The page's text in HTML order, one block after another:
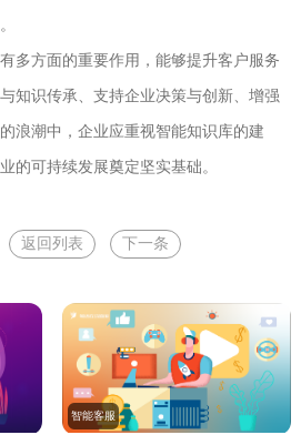
方面的重要作用，能够提升客户服务
知识传承、支持企业决策与创新、增强
浪潮中，企业应重视智能知识库的建
的可持续发展奠定坚实基础。
返回列表 下一条
智能客服